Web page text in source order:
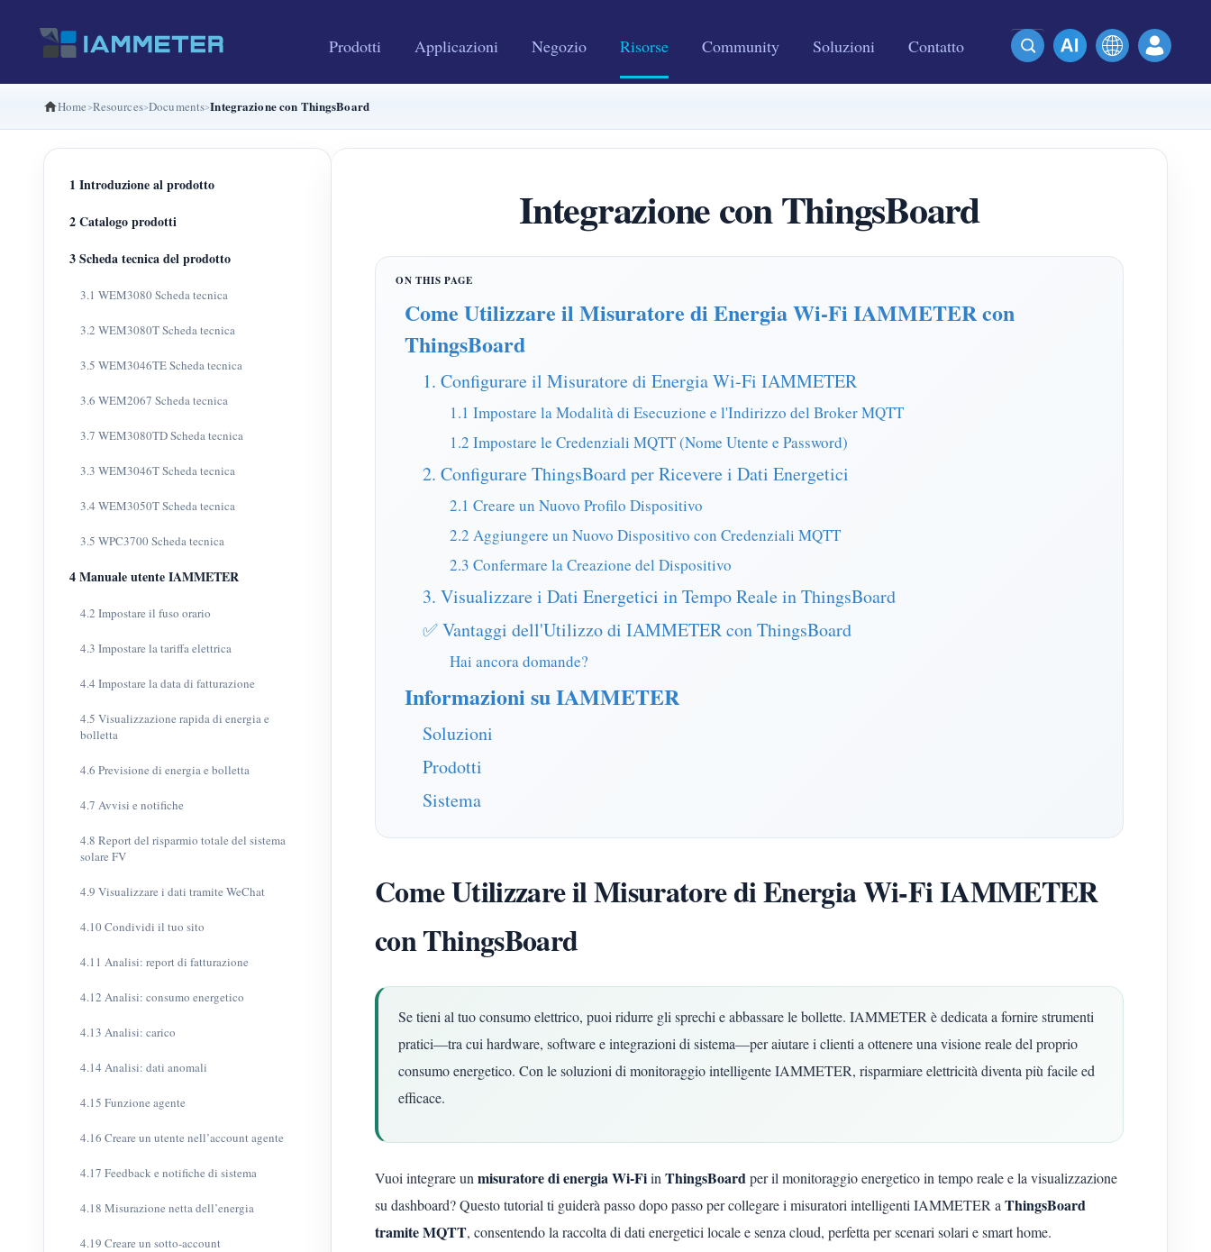
Prodotti Applicazioni Negozio Risorse Community Soluzioni Contatto
Home Resources Documents Integrazione con ThingsBoard
1 Introduzione al prodotto
2 Catalogo prodotti
3 Scheda tecnica del prodotto
3.1 WEM3080 Scheda tecnica
3.2 WEM3080T Scheda tecnica
3.5 WEM3046TE Scheda tecnica
3.6 WEM2067 Scheda tecnica
3.7 WEM3080TD Scheda tecnica
3.3 WEM3046T Scheda tecnica
3.4 WEM3050T Scheda tecnica
3.5 WPC3700 Scheda tecnica
4 Manuale utente IAMMETER
4.2 Impostare il fuso orario
4.3 Impostare la tariffa elettrica
4.4 Impostare la data di fatturazione
4.5 Visualizzazione rapida di energia e
bolletta
4.6 Previsione di energia e bolletta
4.7 Avvisi e notifiche
4.8 Report del risparmio totale del sistema
solare FV
4.9 Visualizzare i dati tramite WeChat
4.10 Condividi il tuo sito
4.11 Analisi: report di fatturazione
4.12 Analisi: consumo energetico
4.13 Analisi: carico
4.14 Analisi: dati anomali
4.15 Funzione agente
4.16 Creare un utente nell’account agente
4.17 Feedback e notifiche di sistema
4.18 Misurazione netta dell’energia
4.19 Creare un sotto-account
Integrazione con ThingsBoard
Come Utilizzare il Misuratore di Energia Wi-Fi IAMMETER con
ThingsBoard
1. Configurare il Misuratore di Energia Wi-Fi IAMMETER
1.1 Impostare la Modalità di Esecuzione e l'Indirizzo del Broker MQTT
1.2 Impostare le Credenziali MQTT (Nome Utente e Password)
2. Configurare ThingsBoard per Ricevere i Dati Energetici
2.1 Creare un Nuovo Profilo Dispositivo
2.2 Aggiungere un Nuovo Dispositivo con Credenziali MQTT
2.3 Confermare la Creazione del Dispositivo
3. Visualizzare i Dati Energetici in Tempo Reale in ThingsBoard
✅ Vantaggi dell'Utilizzo di IAMMETER con ThingsBoard
Hai ancora domande?
Informazioni su IAMMETER
Soluzioni
Prodotti
Sistema
Come Utilizzare il Misuratore di Energia Wi-Fi IAMMETER
con ThingsBoard
Se tieni al tuo consumo elettrico, puoi ridurre gli sprechi e abbassare le bollette. IAMMETER è dedicata a fornire strumenti
pratici—tra cui hardware, software e integrazioni di sistema—per aiutare i clienti a ottenere una visione reale del proprio
consumo energetico. Con le soluzioni di monitoraggio intelligente IAMMETER, risparmiare elettricità diventa più facile ed
efficace.
Vuoi integrare un misuratore di energia Wi-Fiin ThingsBoardper il monitoraggio energetico in tempo reale e la visualizzazione
su dashboard? Questo tutorial ti guiderà passo dopo passo per collegare i misuratori intelligenti IAMMETER a ThingsBoard
tramite MQTT, consentendo la raccolta di dati energetici locale e senza cloud, perfetta per scenari solari e smart home.